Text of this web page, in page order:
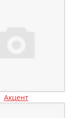
Акцент